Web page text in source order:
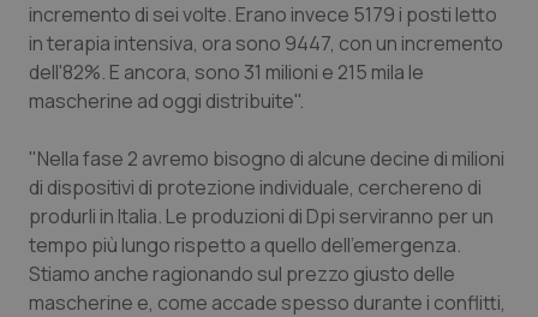
Oncologia & Nutrizione
Psoriasi & pelle
Quotidiano Cardiologia
Quotidiano Chirurgia
Quotidiano Oncologia
incremento di sei volte. Erano invece 5179 i posti letto
in terapia intensiva, ora sono 9447, con un incremento
dell'82%. E ancora, sono 31 milioni e 215 mila le
mascherine ad oggi distribuite".
"Nella fase 2 avremo bisogno di alcune decine di milioni
di dispositivi di protezione individuale, cerchereno di
produrli in Italia. Le produzioni di Dpi serviranno per un
tempo più lungo rispetto a quello dell'emergenza.
Stiamo anche ragionando sul prezzo giusto delle
mascherine e, come accade spesso durante i conflitti,